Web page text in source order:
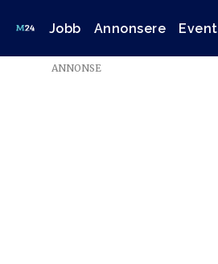
Jobb Annonsere Event
Emne:
ANNONSE